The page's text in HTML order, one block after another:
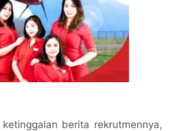
berita rekrutmennya,